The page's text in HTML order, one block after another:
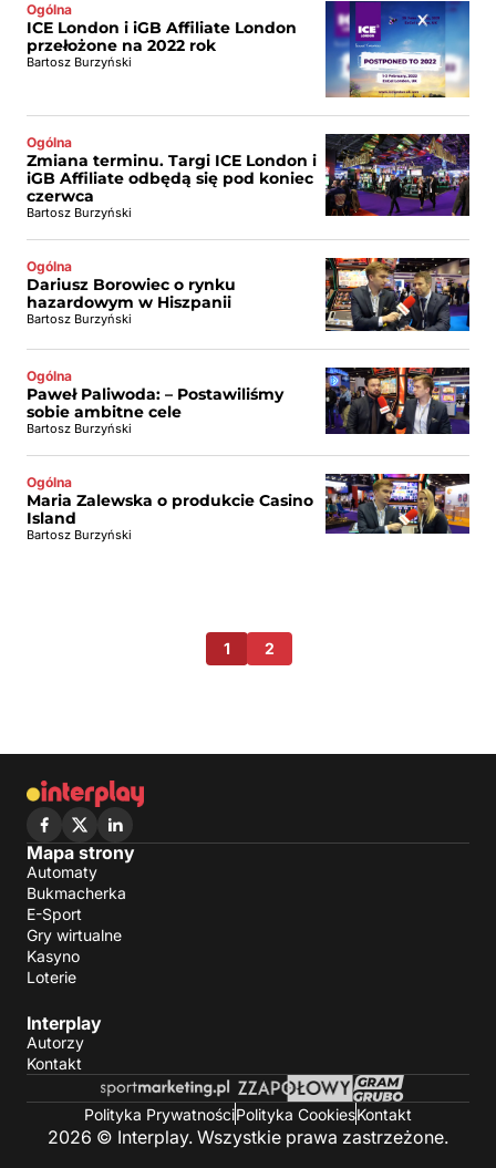
Ogólna
ICE London i iGB Affiliate London
przełożone na 2022 rok
Bartosz Burzyński
Ogólna
Zmiana terminu. Targi ICE London i
iGB Affiliate odbędą się pod koniec
czerwca
Bartosz Burzyński
Ogólna
Dariusz Borowiec o rynku
hazardowym w Hiszpanii
Bartosz Burzyński
Ogólna
Paweł Paliwoda: – Postawiliśmy
sobie ambitne cele
Bartosz Burzyński
Ogólna
Maria Zalewska o produkcie Casino
Island
Bartosz Burzyński
1 2
Mapa strony
Automaty
Bukmacherka
E-Sport
Gry wirtualne
Kasyno
Loterie
Interplay
Autorzy
Kontakt
Polityka PrywatnościPolityka CookiesKontakt
2026 © Interplay. Wszystkie prawa zastrzeżone.